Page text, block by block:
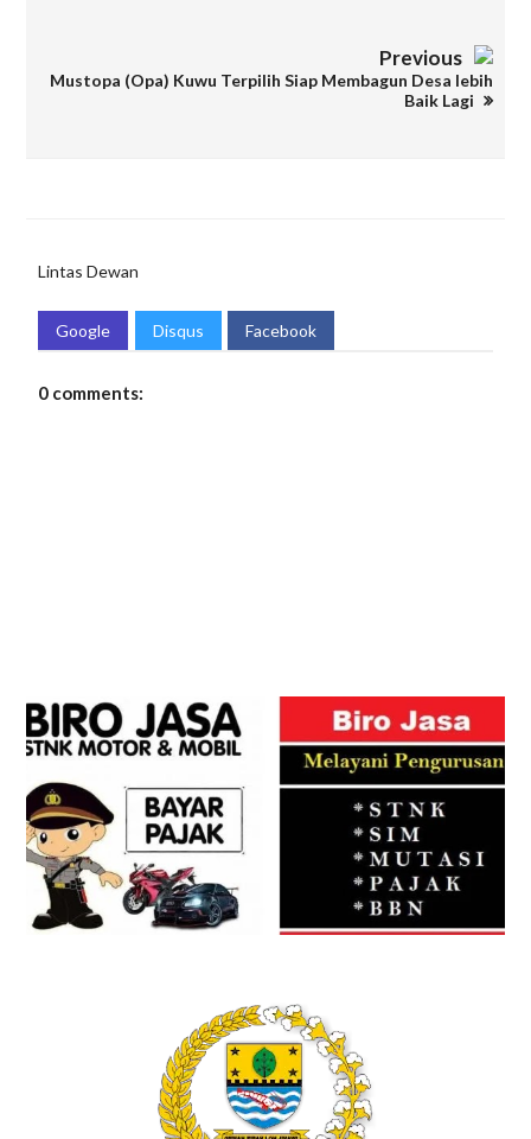
Previous
Mustopa (Opa) Kuwu Terpilih Siap Membagun Desa lebih
Baik Lagi
Lintas Dewan
Google Disqus Facebook
0 comments: